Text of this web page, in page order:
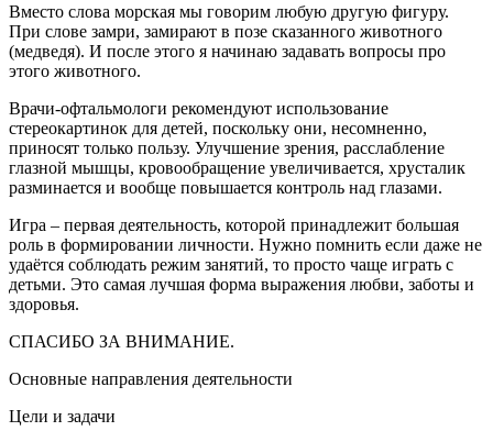
Вместо слова морская мы говорим любую другую фигуру.
При слове замри, замирают в позе сказанного животного
(медведя). И после этого я начинаю задавать вопросы про
этого животного.
Врачи-офтальмологи рекомендуют использование
стереокартинок для детей, поскольку они, несомненно,
приносят только пользу. Улучшение зрения, расслабление
глазной мышцы, кровообращение увеличивается, хрусталик
разминается и вообще повышается контроль над глазами.
Игра – первая деятельность, которой принадлежит большая
роль в формировании личности. Нужно помнить если даже не
удаётся соблюдать режим занятий, то просто чаще играть с
детьми. Это самая лучшая форма выражения любви, заботы и
здоровья.
СПАСИБО ЗА ВНИМАНИЕ.
Основные направления деятельности
Цели и задачи